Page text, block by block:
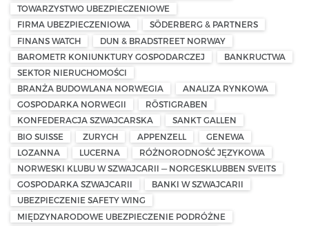
TOWARZYSTWO UBEZPIECZENIOWE
FIRMA UBEZPIECZENIOWA
SÖDERBERG & PARTNERS
FINANS WATCH
DUN & BRADSTREET NORWAY
BAROMETR KONIUNKTURY GOSPODARCZEJ
BANKRUCTWA
SEKTOR NIERUCHOMOŚCI
BRANŻA BUDOWLANA NORWEGIA
ANALIZA RYNKOWA
GOSPODARKA NORWEGII
RÖSTIGRABEN
KONFEDERACJA SZWAJCARSKA
SANKT GALLEN
BIO SUISSE
ZURYCH APPENZELL
GENEWA
LOZANNA
LUCERNA
RÓŻNORODNOŚĆ JĘZYKOWA
NORWESKI KLUBU W SZWAJCARII — NORGESKLUBBEN SVEITS
GOSPODARKA SZWAJCARII
BANKI W SZWAJCARII
UBEZPIECZENIE SAFETY WING
MIĘDZYNARODOWE UBEZPIECZENIE PODRÓŻNE